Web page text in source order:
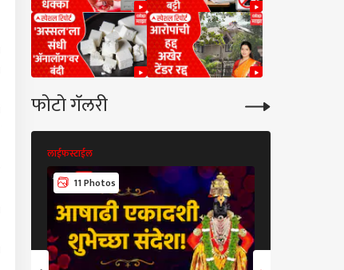
फोटो गॅलरी
लाईफस्टाईल
11 Photos